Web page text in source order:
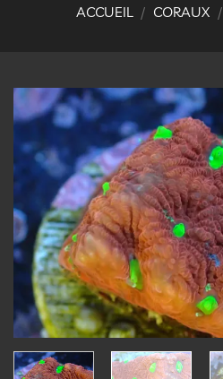
ACCUEIL / CORAUX /